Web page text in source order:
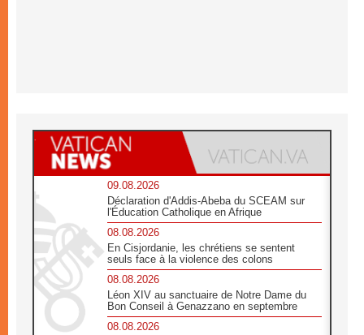
09.08.2026
Déclaration d'Addis-Abeba du SCEAM sur
l'Éducation Catholique en Afrique
08.08.2026
En Cisjordanie, les chrétiens se sentent
seuls face à la violence des colons
08.08.2026
Léon XIV au sanctuaire de Notre Dame du
Bon Conseil à Genazzano en septembre
08.08.2026